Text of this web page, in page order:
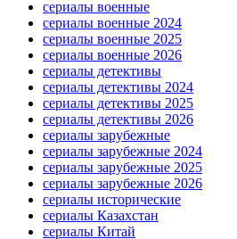
сериалы военные
сериалы военные 2024
сериалы военные 2025
сериалы военные 2026
сериалы детективы
сериалы детективы 2024
сериалы детективы 2025
сериалы детективы 2026
сериалы зарубежные
сериалы зарубежные 2024
сериалы зарубежные 2025
сериалы зарубежные 2026
сериалы исторические
сериалы Казахстан
сериалы Китай